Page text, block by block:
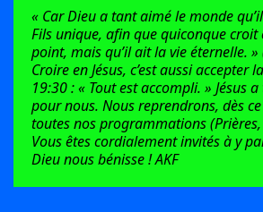
« Car Dieu a tant aimé le monde
Fils unique, afin que quiconque croit
point, mais qu’il ait la vie éternelle. »
Croire en Jésus, c’est aussi accepter
19:30 : « Tout est accompli. » Jésus
pour nous. Nous reprendrons, dès
toutes nos programmations
Vous êtes cordialement invités à y
Dieu nous bénisse ! AKF